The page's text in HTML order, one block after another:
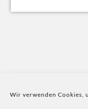
Wir verwenden Cookies,